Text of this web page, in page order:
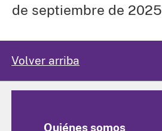
de septiembre de 2025
Volver arriba
Quiénes somos